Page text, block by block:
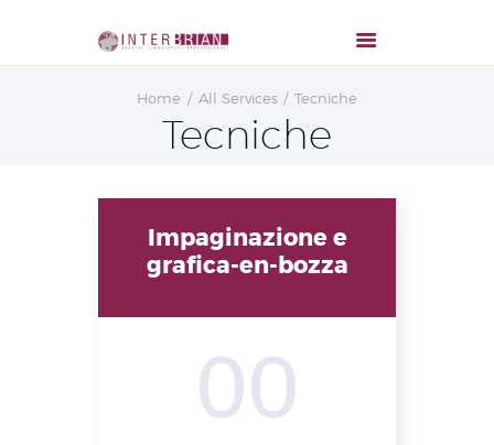
Home All Services Tecniche
Tecniche
Impaginazione e
grafica-en-bozza
00